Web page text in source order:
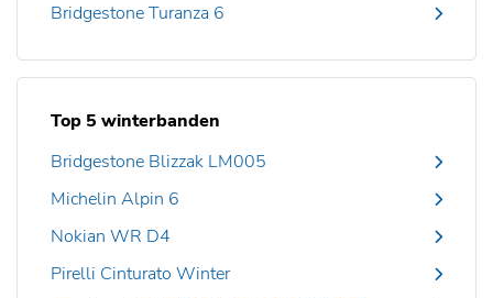
Bridgestone Turanza 6
Top 5 winterbanden
Bridgestone Blizzak LM005
Michelin Alpin 6
Nokian WR D4
Pirelli Cinturato Winter